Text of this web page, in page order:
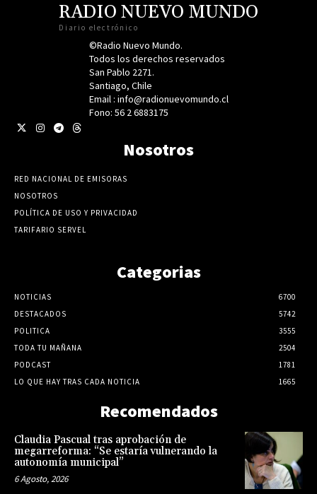
RADIO NUEVO MUNDO
Diario electrónico
©Radio Nuevo Mundo.
Todos los derechos reservados
San Pablo 2271.
Santiago, Chile
Email : info@radionuevomundo.cl
Fono: 56 2 6883175
Nosotros
RED NACIONAL DE EMISORAS
NOSOTROS
POLÍTICA DE USO Y PRIVACIDAD
TARIFARIO SERVEL
Categorias
NOTICIAS
6700
DESTACADOS
5742
POLITICA
3555
TODA TU MAÑANA
2504
PODCAST
1781
LO QUE HAY TRAS CADA NOTICIA
1665
Recomendados
Claudia Pascual tras aprobación de
megarreforma: “Se estaría vulnerando la
autonomía municipal”
6 Agosto, 2026